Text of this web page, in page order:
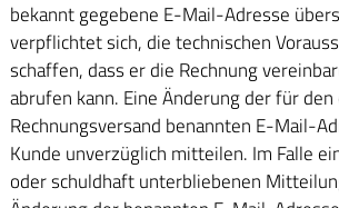
bekannt gegebene E-Mail-Adresse
verpflichtet sich, die technischen
schaffen, dass er die Rechnung
abrufen kann. Eine Änderung der für
Rechnungsversand benannten E-Mail-
Kunde unverzüglich mitteilen. Im Falle
oder schuldhaft unterbliebenen